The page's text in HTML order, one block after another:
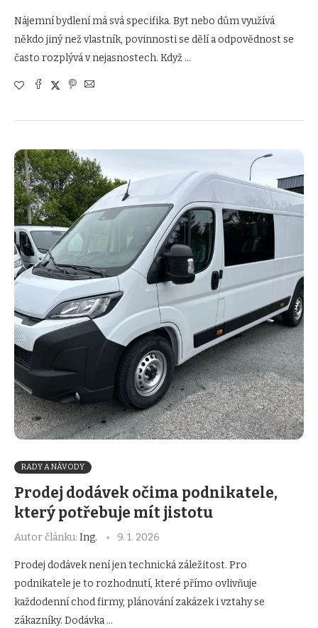
Nájemní bydlení má svá specifika. Byt nebo dům využívá
někdo jiný než vlastník, povinnosti se dělí a odpovědnost se
často rozplývá v nejasnostech. Když …
RADY A NÁVODY
Prodej dodávek očima podnikatele,
který potřebuje mít jistotu
Autor článku: Ing. 9. 1. 2026
Prodej dodávek není jen technická záležitost. Pro
podnikatele je to rozhodnutí, které přímo ovlivňuje
každodenní chod firmy, plánování zakázek i vztahy se
zákazníky. Dodávka …